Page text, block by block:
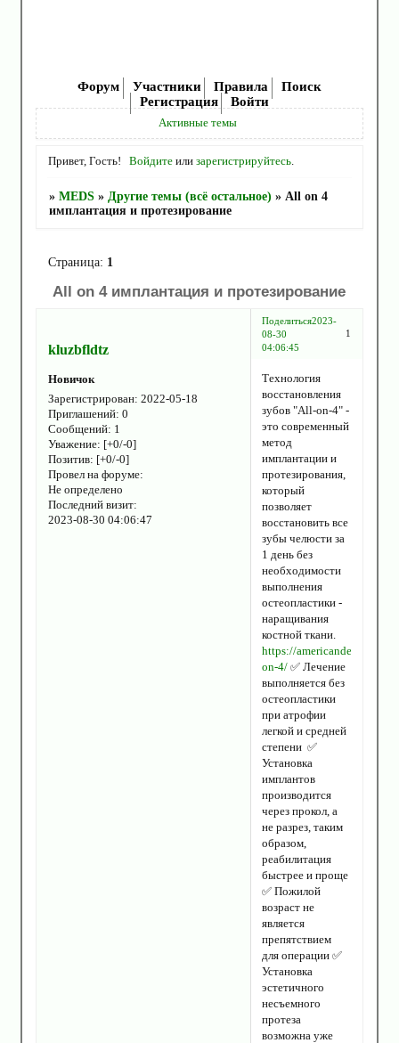
Форум Участники Правила
Поиск
Регистрация
Войти
Активные темы
Привет, Гость! Войдите илизарегистрируйтесь
»MEDS »Другие темы (всё остальное) »Аll on 4
имплантация и протезирование
Аll on 4 имплантация и протезирование
Страница: 1
Поделиться
1
2023-
08-30
04:06:45
kluzbfldtz
Новичок
Зарегистрирован: 2022-05-18
Приглашений: 0
Сообщений: 1
Уважение: [+0/-0]
Позитив: [+0/-0]
Провел на форуме:
Не определено
Последний визит:
2023-08-30 04:06:47
Технология
восстановления
зубов "All-on-4" -
это современный
метод
имплантации и
протезирования,
который
позволяет
восстановить все
зубы челюсти за
1 день без
необходимости
выполнения
остеопластики -
наращивания
костной ткани.
https://americandental.ru/
on-4/ ✅ Лечение
выполняется без
остеопластики
при атрофии
легкой и средней
степени ✅
Установка
имплантов
производится
через прокол, а
не разрез, таким
образом,
реабилитация
быстрее и проще
✅ Пожилой
возраст не
является
препятствием
для операции ✅
Установка
эстетичного
несъемного
протеза
возможна уже